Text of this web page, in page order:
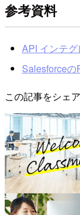
参考資料
API インテ
Salesforce
この記事をシェ